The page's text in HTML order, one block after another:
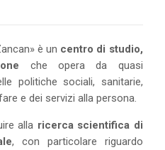
è un centro di studio,
che opera da quasi
politiche sociali, sanitarie,
e dei servizi alla persona.
alla ricerca scientifica di
, con particolare riguardo